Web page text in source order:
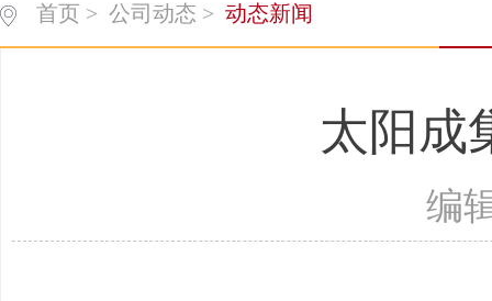
首页 > 公司动态 > 动态新闻
太阳成
编